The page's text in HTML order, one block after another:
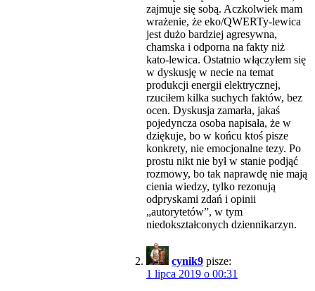
zajmuje się sobą. Aczkolwiek mam
wrażenie, że eko/QWERTy-lewica
jest dużo bardziej agresywna,
chamska i odporna na fakty niż
kato-lewica. Ostatnio włączyłem się
w dyskusję w necie na temat
produkcji energii elektrycznej,
rzuciłem kilka suchych faktów, bez
ocen. Dyskusja zamarła, jakaś
pojedyncza osoba napisała, że w
dziękuje, bo w końcu ktoś pisze
konkrety, nie emocjonalne tezy. Po
prostu nikt nie był w stanie podjąć
rozmowy, bo tak naprawdę nie mają
cienia wiedzy, tylko rezonują
odpryskami zdań i opinii
„autorytetów”, w tym
niedokształconych dziennikarzyn.
cynik9 pisze:
1 lipca 2019 o 00:31